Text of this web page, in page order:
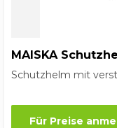
MAISKA
Schutzhelm mit
Für Preise